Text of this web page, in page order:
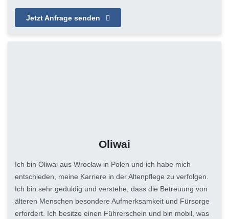
Jetzt Anfrage senden
Oliwai
Ich bin Oliwai aus Wrocław in Polen und ich habe mich
entschieden, meine Karriere in der Altenpflege zu verfolgen.
Ich bin sehr geduldig und verstehe, dass die Betreuung von
älteren Menschen besondere Aufmerksamkeit und Fürsorge
erfordert. Ich besitze einen Führerschein und bin mobil, was